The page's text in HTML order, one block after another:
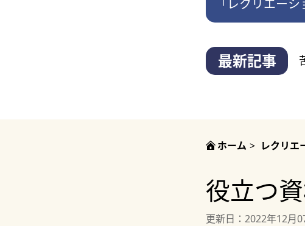
「レクリエーシ
最新記事
ホーム > レクリエ
役立つ
更新日： 2022年12月